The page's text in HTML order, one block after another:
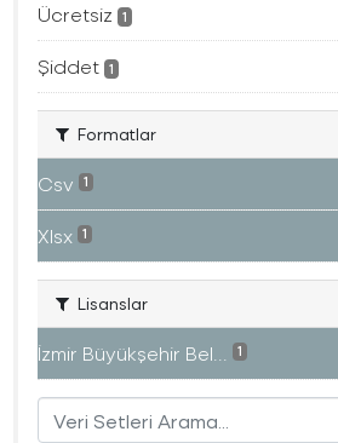
Ücretsiz 1
Şiddet 1
Formatlar
Csv 1
Xlsx 1
Lisanslar
İzmir Büyükşehir Bel... 1